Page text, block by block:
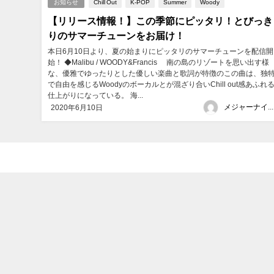
お知らせ Chill Out K-POP Summer Woody
【リリース情報！】この季節にピッタリ！とびっき
りのサマーチューンをお届け！
本日6月10日より、夏の始まりにピッタリのサマーチューンを配信開
始！ ◆Malibu / WOODY&Francis 南の島のリゾートを思い出す様
な、優雅でゆったりとした優しい楽曲と歌詞が特徴のこの曲は、独
で自由を感じるWoodyのボーカルとが混ざり合いChill out感あふれ
仕上がりになっている。 海...
2020年6月10日